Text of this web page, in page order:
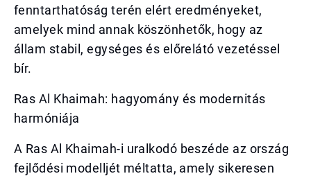
fenntarthatóság terén elért eredményeket,
amelyek mind annak köszönhetők, hogy az
állam stabil, egységes és előrelátó vezetéssel
bír.
Ras Al Khaimah: hagyomány és modernitás
harmóniája
A Ras Al Khaimah-i uralkodó beszéde az ország
fejlődési modelljét méltatta, amely sikeresen